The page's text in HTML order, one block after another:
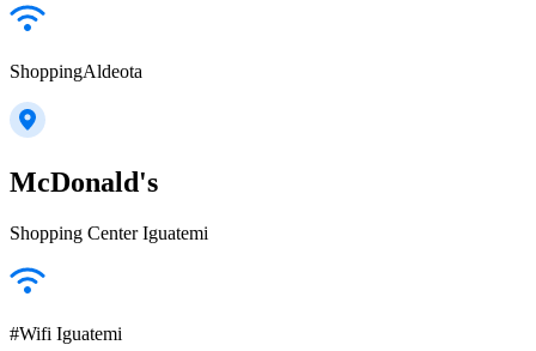
ShoppingAldeota
McDonald's
Shopping Center Iguatemi
#Wifi Iguatemi